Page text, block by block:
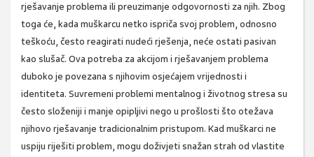
rješavanje problema ili preuzimanje odgovornosti za njih. Zbog
toga će, kada muškarcu netko ispriča svoj problem, odnosno
teškoću, često reagirati nudeći rješenja, neće ostati pasivan
kao slušač. Ova potreba za akcijom i rješavanjem problema
duboko je povezana s njihovim osjećajem vrijednosti i
identiteta. Suvremeni problemi mentalnog i životnog stresa su
često složeniji i manje opipljivi nego u prošlosti što otežava
njihovo rješavanje tradicionalnim pristupom. Kad muškarci ne
uspiju riješiti problem, mogu doživjeti snažan strah od vlastite